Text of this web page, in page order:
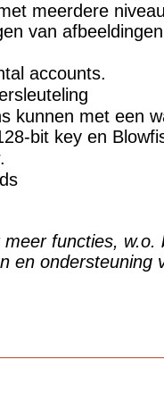
meerdere
van
accounts.
kunnen met een
bit key en
functies, w.o.
en ondersteuning